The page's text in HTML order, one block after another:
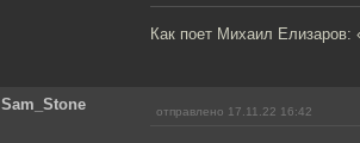
Как поет Михаил Елизаров:
Sam_Stone отправлено 17.11.22 16:42